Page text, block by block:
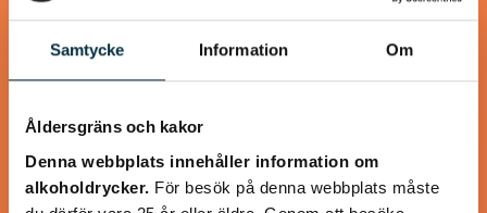
Samtycke Information Om
Åldersgräns och kakor
Denna webbplats innehåller information om
alkoholdrycker. För besök på denna webbplats måste
grönsaksspagetti
Fina små oxjärpar smaksatta med chili och fyllda med lök
och svamp. Goda att ha som lunch, middag eller mellanmål.